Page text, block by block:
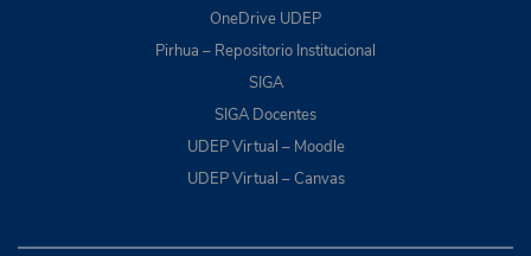
OneDrive UDEP
Pirhua – Repositorio Institucional
SIGA
SIGA Docentes
UDEP Virtual – Moodle
UDEP Virtual – Canvas